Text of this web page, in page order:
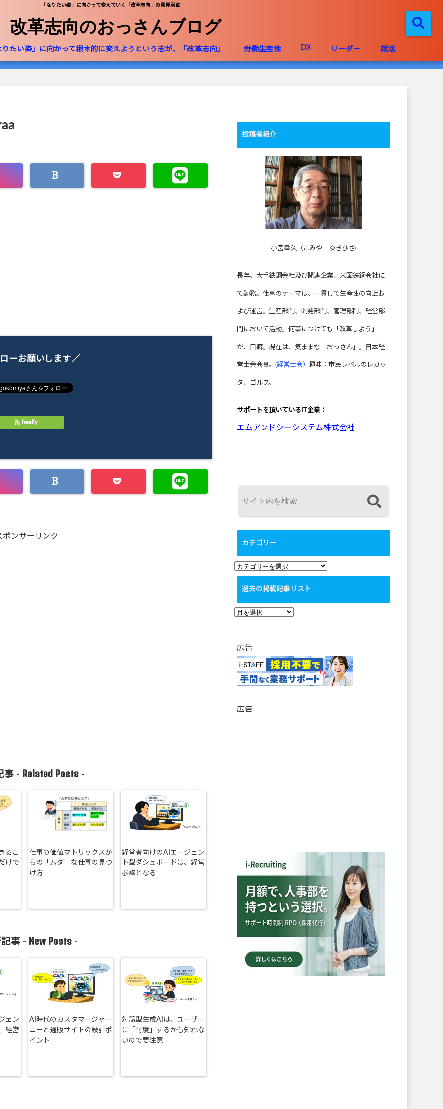
「なりたい姿」に向かって変えていく「改革志向」の意見満載
改革志向のおっさんブログ
りたい姿」に向かって根本的に変えようという志が、「改革志向」 労働生産性 DX リーダー 就活
ーお願いします／
feedly
ポンサーリンク
事 - Related Posts-
るこ
けで
仕事の価値マトリックスか
らの「ムダ」な仕事の見つ
け方
経営者向けのAIエージェン
ト型ダシュボードは、経営
参謀となる
事 - New Posts -
ェン
経営
AI時代のカスタマージャー
ニーと通販サイトの設計ポ
イント
対話型生成AIは、ユーザー
に「忖度」するかも知れな
いので要注意
投稿者紹介
小宮幸久（こみや ゆきひさ)
長年、大手鉄鋼会社及び関連企業、米国鉄鋼会社に
て勤務。仕事のテーマは、一貫して生産性の向上お
よび運営。生産部門、開発部門、管理部門、経営部
門において活動。何事につけても「改革しよう」
が、口癖。現在は、気ままな「おっさん」。日本経
営士会会員。 (経営士会） 趣味：市民レベルのレガッ
タ、ゴルフ。
サポートを頂いている IT企業：
エムアンドシーシステム株式会社
カテゴリー
カ
テ
リ
ー
過去の掲載記事リスト
過
掲
載
記
事
ス
広告
広告